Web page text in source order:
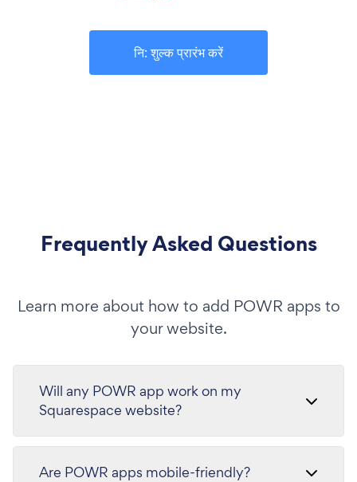
नि: शुल्क प्रारंभ करें
Frequently Asked Questions
Learn more about how to add POWR apps to
your website.
Will any POWR app work on my
Squarespace website?
Are POWR apps mobile-friendly?